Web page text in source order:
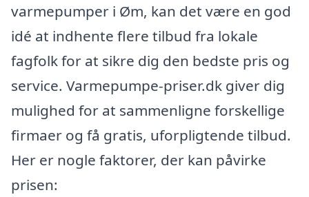
varmepumper i Øm, kan det være en god
idé at indhente flere tilbud fra lokale
fagfolk for at sikre dig den bedste pris og
service. Varmepumpe-priser.dk giver dig
mulighed for at sammenligne forskellige
firmaer og få gratis, uforpligtende tilbud.
Her er nogle faktorer, der kan påvirke
prisen: